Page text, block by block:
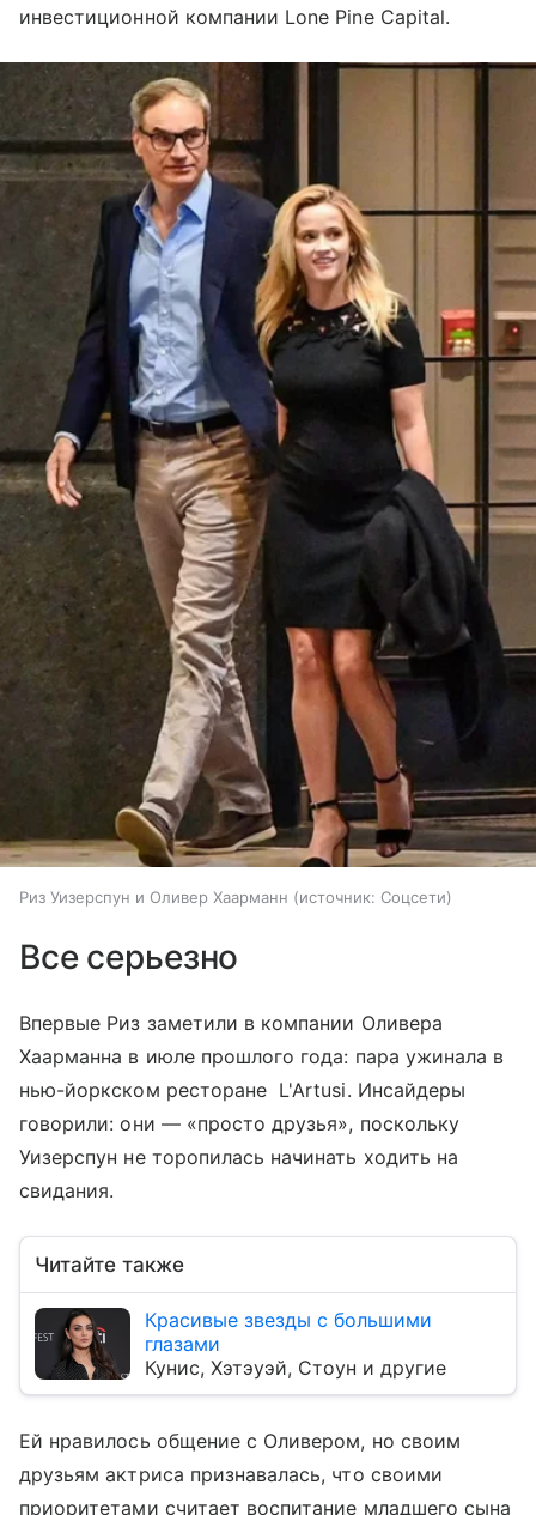
инвестиционной компании Lone Pine Capital.
Риз Уизерспун и Оливер Хаарманн источник: Соцсети
Все серьезно
Впервые Риз заметили в компании Оливера
Хаарманна в июле прошлого года: пара ужинала в
нью-йоркском ресторане L'Artusi. Инсайдеры
говорили: они — «просто друзья», поскольку
Уизерспун не торопилась начинать ходить на
свидания.
Читайте также
Красивые звезды с большими
глазами
Кунис, Хэтэуэй, Стоун и другие
Ей нравилось общение с Оливером, но своим
друзьям актриса признавалась, что своими
приоритетами считает воспитание младшего сына